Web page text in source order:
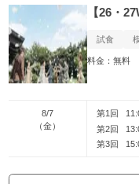
【26・
試食
料金：無料
8/7
（金）
第1回
第2回
第3回